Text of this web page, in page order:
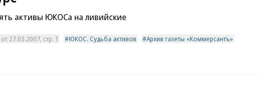
активы ЮКОСа на ливийские
27.03.2007, стр. 1 ЮКОС. Судьба активов Архив газеты «Коммерсантъ»